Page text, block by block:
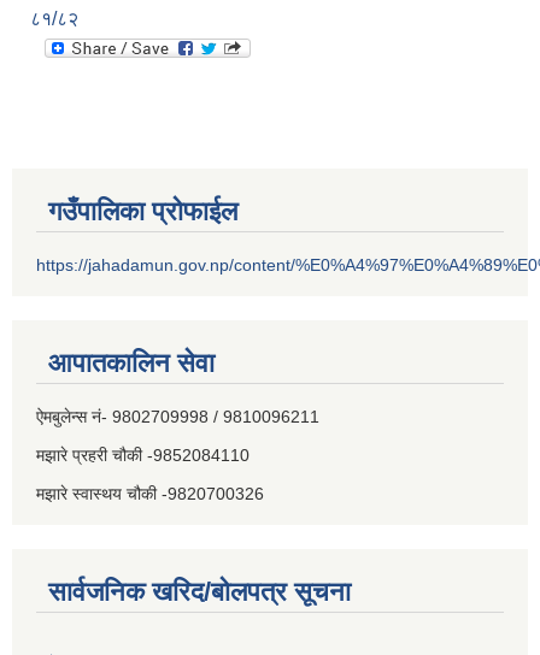
८१/८२
गउँपालिका प्रोफाईल
https://jahadamun.gov.np/content/
आपातकालिन सेवा
ऐमबुलेन्स नं- 9802709998 / 9810096211
मझारे प्रहरी चौकी -9852084110
मझारे स्वास्थय चौकी -9820700326
सार्वजनिक खरिद/बोलपत्र सूचना